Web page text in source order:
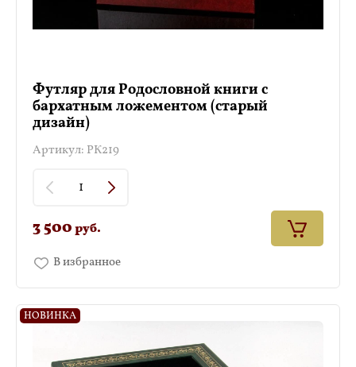
Футляр для Родословной книги с
бархатным ложементом (старый
дизайн)
Артикул: РК219
3 500руб.
В избранное
НОВИНКА